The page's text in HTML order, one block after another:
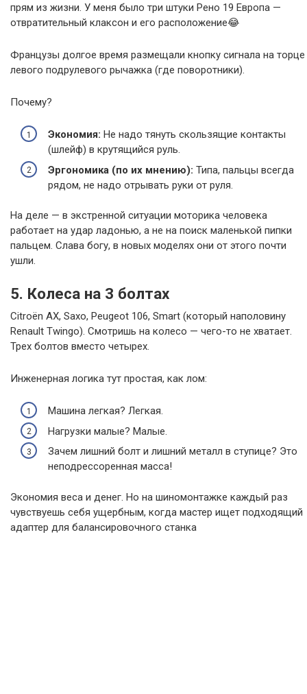
прям из жизни. У меня было три штуки Рено 19 Европа —
отвратительный клаксон и его расположение😂
Французы долгое время размещали кнопку сигнала на торце
левого подрулевого рычажка (где поворотники).
Почему?
Экономия: Не надо тянуть скользящие контакты
(шлейф) в крутящийся руль.
Эргономика (по их мнению): Типа, пальцы всегда
рядом, не надо отрывать руки от руля.
На деле — в экстренной ситуации моторика человека
работает на удар ладонью, а не на поиск маленькой пипки
пальцем. Слава богу, в новых моделях они от этого почти
ушли.
5. Колеса на 3 болтах
Citroën AX, Saxo, Peugeot 106, Smart (который наполовину
Renault Twingo). Смотришь на колесо — чего-то не хватает.
Трех болтов вместо четырех.
Инженерная логика тут простая, как лом:
Машина легкая? Легкая.
Нагрузки малые? Малые.
Зачем лишний болт и лишний металл в ступице? Это
неподрессоренная масса!
Экономия веса и денег. Но на шиномонтажке каждый раз
чувствуешь себя ущербным, когда мастер ищет подходящий
адаптер для балансировочного станка